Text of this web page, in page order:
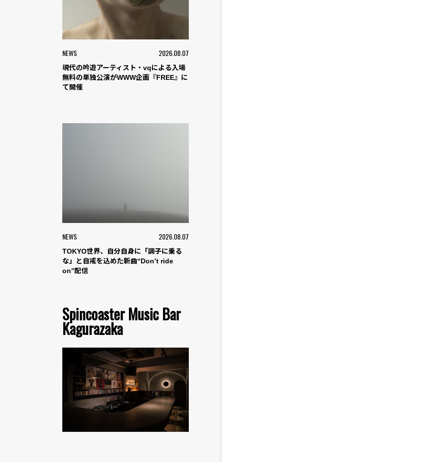
NEWS 2026.08.07
現代の吟遊アーティスト・vqによる入場
無料の単独公演がWWW企画『FREE』に
て開催
NEWS 2026.08.07
TOKYO世界、自分自身に「調子に乗る
な」と自戒を込めた新曲“Don’t ride
on”配信
Spincoaster Music Bar
Kagurazaka